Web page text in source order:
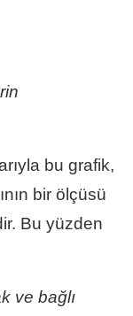
bu grafik,
bir ölçüsü
Bu yüzden
ve bağlı